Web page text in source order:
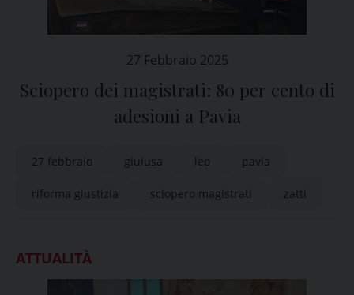
27 Febbraio 2025
Sciopero dei magistrati: 80 per cento di
adesioni a Pavia
27 febbraio giuiusa leo pavia
riforma giustizia sciopero magistrati zatti
ATTUALITÀ